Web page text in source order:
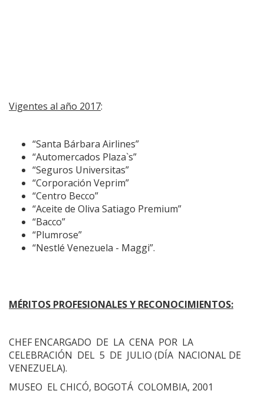
Vigentes al año 2017:
“Santa Bárbara Airlines”
“Automercados Plaza`s”
“Seguros Universitas”
“Corporación Veprim”
“Centro Becco”
“Aceite de Oliva Satiago Premium”
“Bacco”
“Plumrose”
“Nestlé Venezuela - Maggi”.
MÉRITOS PROFESIONALES Y RECONOCIMIENTOS:
CHEF ENCARGADO DE LA CENA POR LA
CELEBRACIÓN DEL 5 DE JULIO (DÍA NACIONAL DE
VENEZUELA).
MUSEO EL CHICÓ, BOGOTÁ COLOMBIA, 2001